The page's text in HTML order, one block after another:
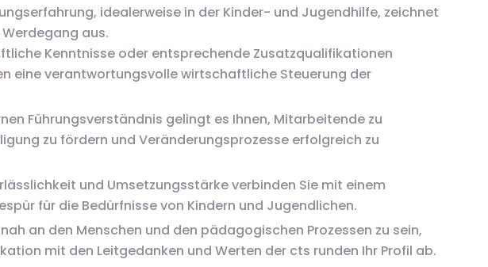
idealerweise in der Kinder- und Jugendhilfe, zeichnet
aus.
Kenntnisse oder entsprechende Zusatzqualifikationen
eine verantwortungsvolle wirtschaftliche Steuerung der
Führungsverständnis gelingt es Ihnen, Mitarbeitende zu
zu fördern und Veränderungsprozesse erfolgreich zu
und Umsetzungsstärke verbinden Sie mit einem
für die Bedürfnisse von Kindern und Jugendlichen.
an den Menschen und den pädagogischen Prozessen zu sein,
mit den Leitgedanken und Werten der cts runden Ihr Profil ab.